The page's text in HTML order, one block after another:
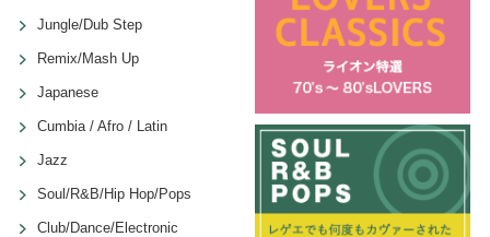
Jungle/Dub Step
Remix/Mash Up
Japanese
Cumbia / Afro / Latin
Jazz
Soul/R&B/Hip Hop/Pops
Club/Dance/Electronic